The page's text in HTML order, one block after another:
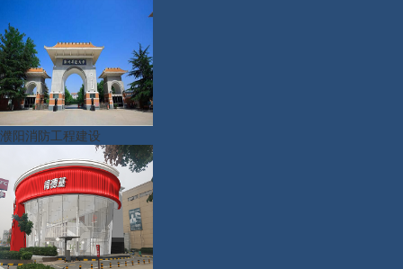
濮阳消防工程建设